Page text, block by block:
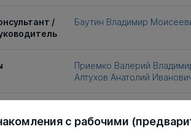
/
Баутин Владимир
Приемко Валерий
Алтухов Анатолий
МСХА имени К А.
с рабочими